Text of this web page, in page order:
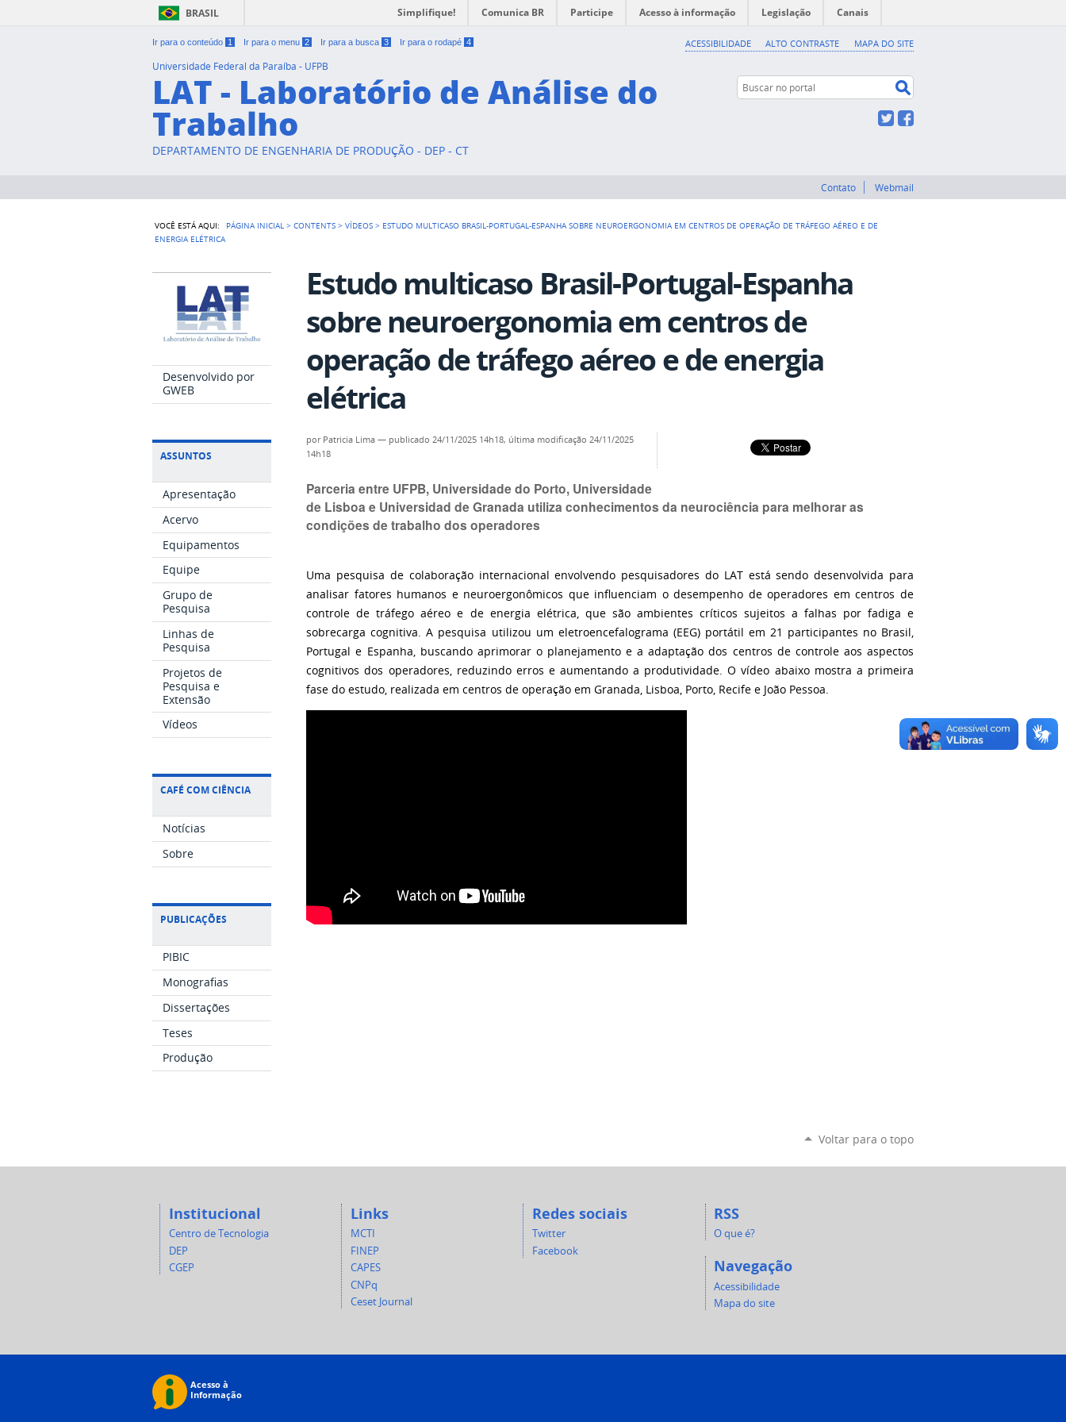
Ir para o conteúdo 1 Ir para o menu 2 Ir para a busca 3 Ir para o rodapé 4 ACESSIBILIDADE ALTO CONTRASTE MAPA DO SITE
BRASIL Simplifique! Comunica BR Participe Acesso à informação Legislação Canais
Universidade Federal da Paraíba - UFPB
LAT - Laboratório de Análise do
Trabalho
DEPARTAMENTO DE ENGENHARIA DE PRODUÇÃO - DEP - CT
Buscar no portal
Twitter
Contato Webmail
VOCÊ ESTÁ AQUI: PÁGINA INICIAL >CONTENTS >VÍDEOS > ESTUDO MULTICASO BRASIL-PORTUGAL-ESPANHA SOBRE NEUROERGONOMIA EM CENTROS DE OPERAÇÃO DE TRÁFEGO AÉREO E DE
ENERGIA ELÉTRICA
Desenvolvido por
GWEB
ASSUNTOS
Apresentação
Acervo
Equipamentos
Equipe
Grupo de
Pesquisa
Linhas de
Pesquisa
Projetos de
Pesquisa e
Extensão
Vídeos
CAFÉ COM CIÊNCIA
Notícias
Sobre
PUBLICAÇÕES
PIBIC
Monografias
Dissertações
Teses
Produção
Estudo multicaso Brasil-Portugal-Espanha
sobre neuroergonomia em centros de
operação de tráfego aéreo e de energia
elétrica
por Patricia Lima — publicado 24/11/2025 14h18, última modificação 24/11/2025
14h18
Parceria entre UFPB, Universidade do Porto, Universidade
de Lisboa e Universidad de Granada utiliza conhecimentos da neurociência para melhorar as
condições de trabalho dos operadores
Uma pesquisa de colaboração internacional envolvendo pesquisadores do LAT está sendo desenvolvida para
analisar fatores humanos e neuroergonômicos que influenciam o desempenho de operadores em centros de
controle de tráfego aéreo e de energia elétrica, que são ambientes críticos sujeitos a falhas por fadiga e
sobrecarga cognitiva. A pesquisa utilizou um eletroencefalograma (EEG) portátil em 21 participantes no Brasil,
Portugal e Espanha, buscando aprimorar o planejamento e a adaptação dos centros de controle aos aspectos
cognitivos dos operadores, reduzindo erros e aumentando a produtividade. O vídeo abaixo mostra a primeira
fase do estudo, realizada em centros de operação em Granada, Lisboa, Porto, Recife e João Pessoa.
Voltar para o topo
Institucional
Centro de Tecnologia
DEP
CGEP
Links
MCTI
FINEP
CAPES
CNPq
Ceset Journal
Redes sociais
Twitter
Facebook
RSS
O que é?
Navegação
Acessibilidade
Mapa do site